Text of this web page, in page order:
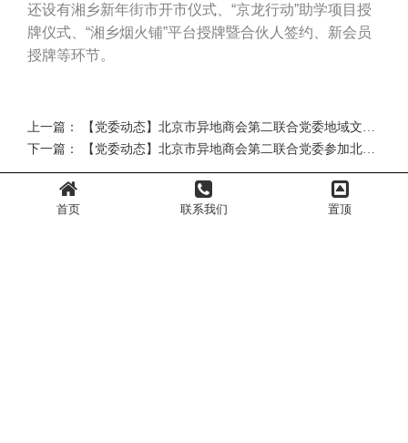
还设有湘乡新年街市开市仪式、“京龙行动”助学项目授
牌仪式、“湘乡烟火铺”平台授牌暨合伙人签约、新会员
授牌等环节。
上一篇：
【党委动态】北京市异地商会第二联合党委地域文化交流系列主题党日活动（第三站）组织观看安徽淮南武王墩一号墓考古成果展
下一篇：
【党委动态】北京市异地商会第二联合党委参加北京市行业协会商会综合党委2025年联合党委书记述职评议会
首页 联系我们 置顶